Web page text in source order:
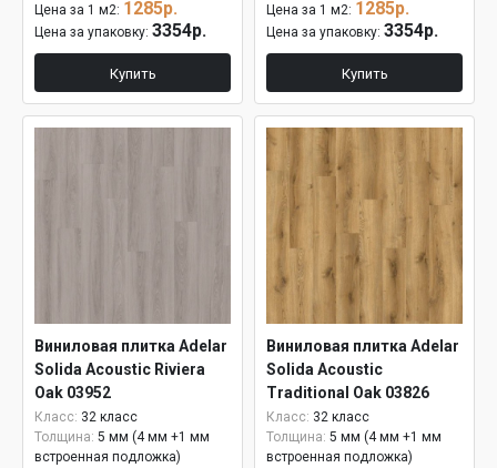
Цена за 1 м2: 1285р.
Цена за упаковку: 3354р.
Купить
Цена за 1 м2: 1285р.
Цена за упаковку: 3354р.
Купить
Виниловая плитка Adelar
Solida Acoustic Riviera
Oak 03952
Класс: 32 класс
Толщина: 5 мм (4 мм +1 мм
встроенная подложка)
Виниловая плитка Adelar
Solida Acoustic
Traditional Oak 03826
Класс: 32 класс
Толщина: 5 мм (4 мм +1 мм
встроенная подложка)